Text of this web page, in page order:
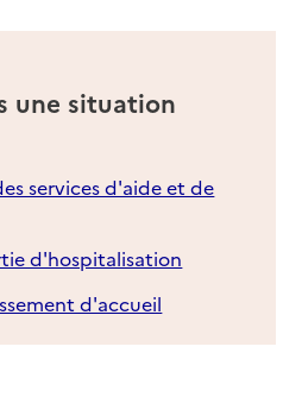
une situation
services d'aide et de
d'hospitalisation
d'accueil